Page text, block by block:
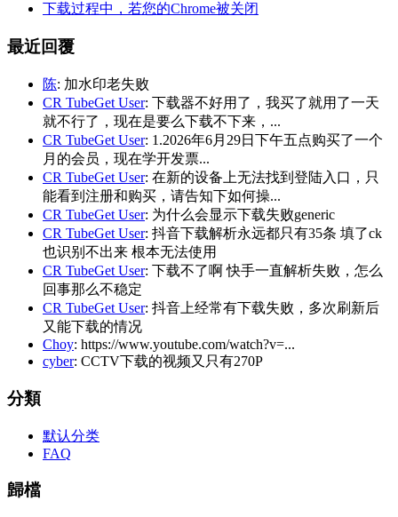
下载过程中，若您的Chrome被关闭
最近回覆
陈: 加水印老失败
CR TubeGet User: 下载器不好用了，我买了就用了一天
就不行了，现在是要么下载不下来，...
CR TubeGet User: 1.2026年6月29日下午五点购买了一个
月的会员，现在学开发票...
CR TubeGet User: 在新的设备上无法找到登陆入口，只
能看到注册和购买，请告知下如何操...
CR TubeGet User: 为什么会显示下载失败generic
CR TubeGet User: 抖音下载解析永远都只有35条 填了ck
也识别不出来 根本无法使用
CR TubeGet User: 下载不了啊 快手一直解析失败，怎么
回事那么不稳定
CR TubeGet User: 抖音上经常有下载失败，多次刷新后
又能下载的情况
Choy: https://www.youtube.com/watch?v=...
cyber: CCTV下载的视频又只有270P
分類
默认分类
FAQ
歸檔